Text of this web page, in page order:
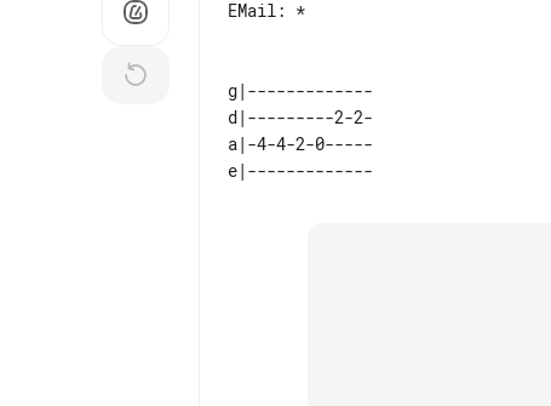
EMail: *
g|-------------
d|---------2-2-
a|-4-4-2-0-----